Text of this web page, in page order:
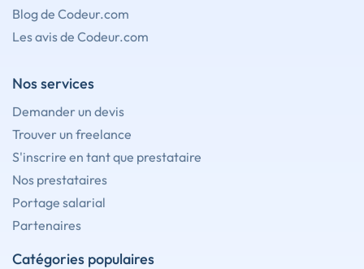
Blog de Codeur.com
Les avis de Codeur.com
Nos services
Demander un devis
Trouver un freelance
S'inscrire en tant que prestataire
Nos prestataires
Portage salarial
Partenaires
Catégories populaires